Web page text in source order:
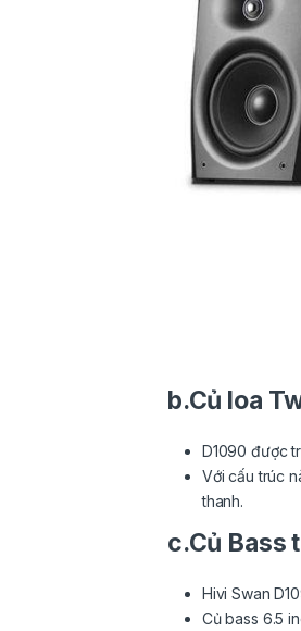
b.Củ loa
D1090 được
Với cấu trúc
thanh.
c.Củ Bass
Hivi Swan
Củ bass 6.5